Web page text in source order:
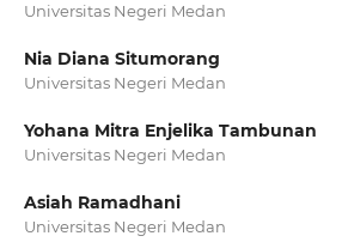
Universitas Negeri Medan
Nia Diana Situmorang
Universitas Negeri Medan
Yohana Mitra Enjelika Tambunan
Universitas Negeri Medan
Asiah Ramadhani
Universitas Negeri Medan